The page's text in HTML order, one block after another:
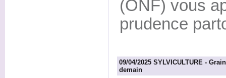
(ONF) vous
prudence
09/04/2025 SYLVICULTURE -
demain